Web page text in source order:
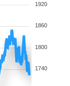
1920
1860
1800
1740